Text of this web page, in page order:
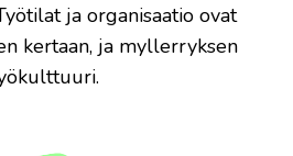
ja organisaatio ovat
kertaan, ja myllerryksen